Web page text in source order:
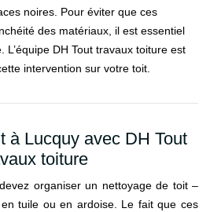
noires. Pour éviter que ces
des matériaux, il est essentiel
L’équipe DH Tout travaux toiture est
intervention sur votre toit.
à Lucquy avec DH Tout
toiture
organiser un nettoyage de toit –
tuile ou en ardoise. Le fait que ces